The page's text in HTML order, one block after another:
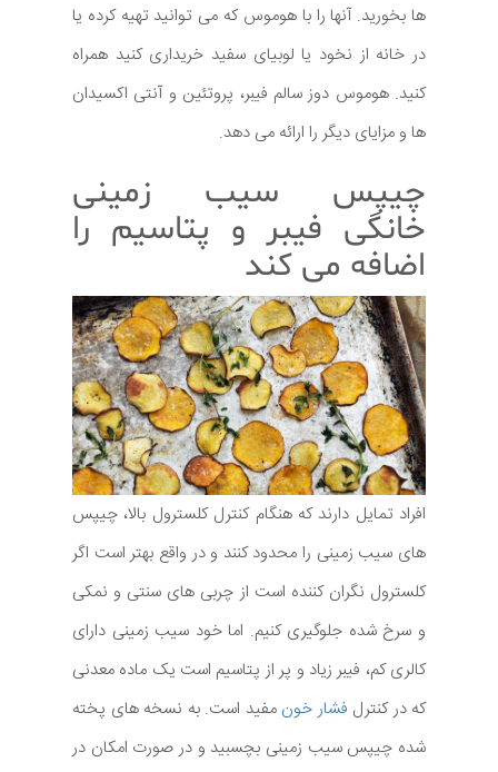
ها بخورید. آنها را با هوموس که می توانید تهیه کرده یا
در خانه از نخود یا لوبیای سفید خریداری کنید همراه
کنید. هوموس دوز سالم فیبر، پروتئین و آنتی اکسیدان
ها و مزایای دیگر را ارائه می دهد.
چیپس سیب زمینی
خانگی فیبر و پتاسیم را
اضافه می کند
افراد تمایل دارند که هنگام کنترل کلسترول بالا، چیپس
های سیب زمینی را محدود کنند و در واقع بهتر است اگر
کلسترول نگران کننده است از چربی های سنتی و نمکی
و سرخ شده جلوگیری کنیم. اما خود سیب زمینی دارای
کالری کم، فیبر زیاد و پر از پتاسیم است یک ماده معدنی
که در کنترل فشار خون مفید است. به نسخه های پخته
شده چیپس سیب زمینی بچسبید و در صورت امکان در